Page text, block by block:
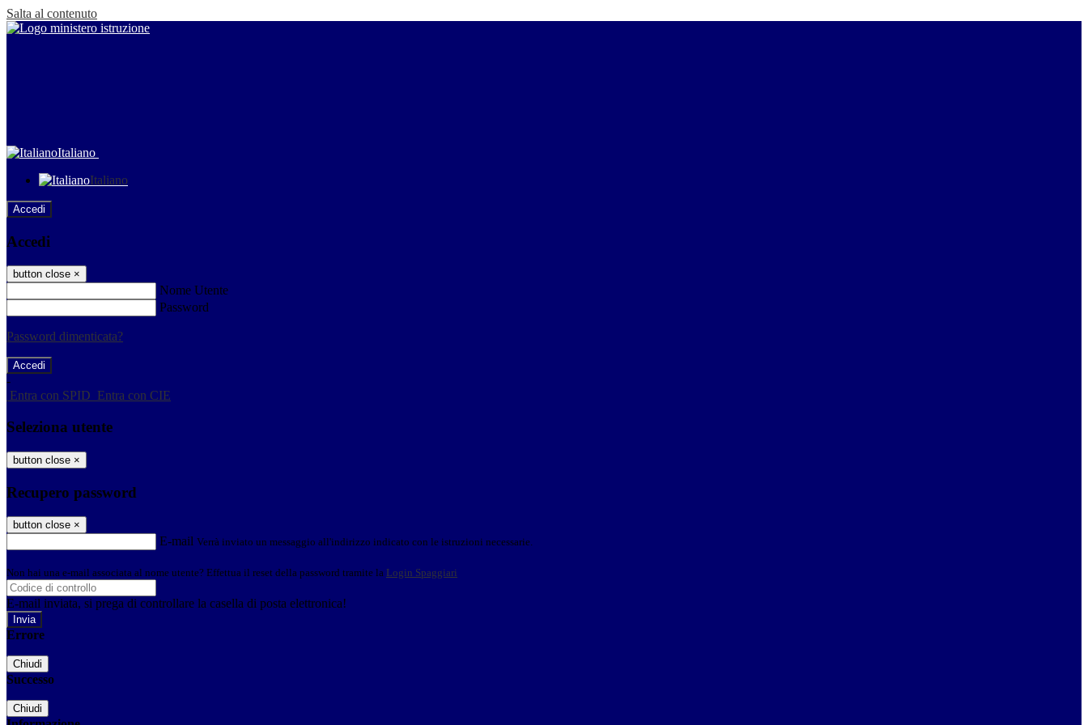
Salta al contenuto
Italiano
Italiano
Accedi
Accedi
button close ×
Nome Utente
Password
Password dimenticata?
-
Entra con SPID Entra con CIE
Seleziona utente
button close ×
Recupero password
button close ×
E-mail Verrà inviato un messaggio all'indirizzo indicato con le istruzioni necessarie.
Non hai una e-mail associata al nome utente? Effettua il reset della password tramite la Login Spaggiari
E-mail inviata, si prega di controllare la casella di posta elettronica!
Errore
Chiudi
Successo
Chiudi